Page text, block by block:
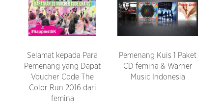
Selamat kepada Para
Pemenang yang Dapat
Voucher Code The
Color Run 2016 dari
femina
Pemenang Kuis 1 Paket
CD femina & Warner
Music Indonesia